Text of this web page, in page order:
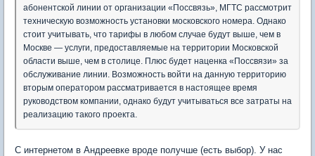
абонентской линии от организации «Поссвязь», МГТС рассмотрит
техническую возможность установки московского номера. Однако
стоит учитывать, что тарифы в любом случае будут выше, чем в
Москве — услуги, предоставляемые на территории Московской
области выше, чем в столице. Плюс будет наценка «Поссвязи» за
обслуживание линии. Возможность войти на данную территорию
вторым оператором рассматривается в настоящее время
руководством компании, однако будут учитываться все затраты на
реализацию такого проекта.
С интернетом в Андреевке вроде получше (есть выбор). У нас